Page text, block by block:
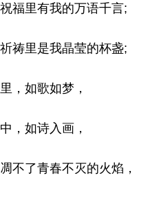
福里有我的万语千言;
祷里是我晶莹的杯盏;
，如歌如梦，
，如诗入画，
不了青春不灭的火焰，